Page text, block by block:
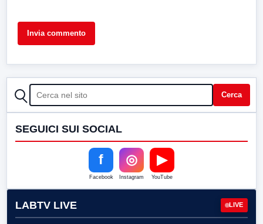
CERCA Cerca
SEGUICI SUI SOCIAL
f
Facebook
◎
Instagram
▶
YouTube
LABTV LIVE LIVE